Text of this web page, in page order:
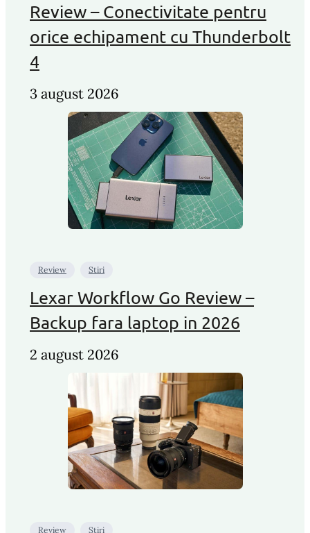
Review – Conectivitate pentru
orice echipament cu Thunderbolt
4
3 august 2026
Review Stiri
Lexar Workflow Go Review –
Backup fara laptop in 2026
2 august 2026
Review Stiri